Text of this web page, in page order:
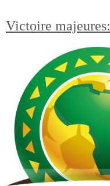
Victoire majeures: